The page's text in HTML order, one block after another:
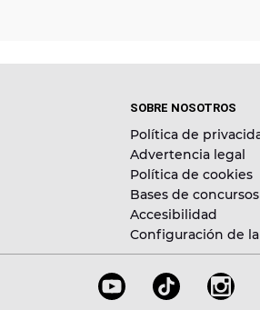
SOBRE NOSOTROS
Política de
Advertencia legal
Política de cookies
Bases de concursos
Accesibilidad
Configuración de